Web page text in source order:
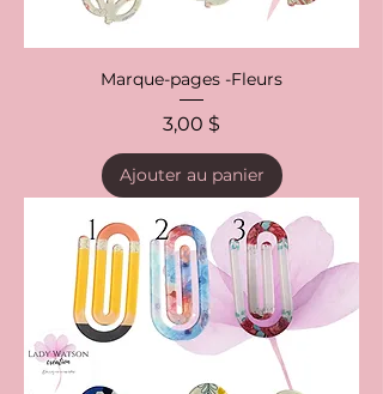
Marque-pages -Fleurs
Prix
3,00 $
Ajouter au panier